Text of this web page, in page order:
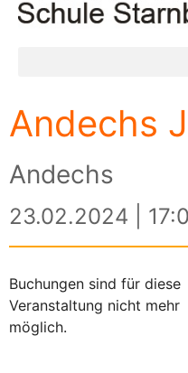
Andechs
Andechs
23.02.2024 |
Buchungen sind für diese
Veranstaltung nicht mehr
möglich.